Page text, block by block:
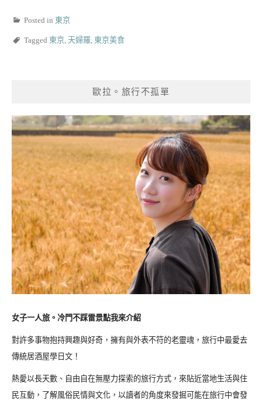
Posted in 東京
Tagged 東京, 天婦羅, 東京美食
歐拉。旅行不孤單
女子一人旅。冷門不踩雷景點我來介紹
對許多事物抱持興趣與好奇，擁有與外表不符的老靈魂，旅行中最愛去
傳統居酒屋學日文！
熱愛以長天數、自由自在無壓力探索的旅行方式，來貼近當地生活與住
民互動，了解風俗民情與文化，以讀者的角度來發掘可能在旅行中會發